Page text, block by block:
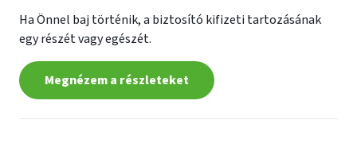
Ha Önnel baj történik, a biztosító kifizeti tartozásának
egy részét vagy egészét.
Megnézem a részleteket